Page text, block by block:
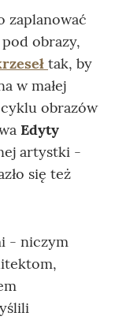
zaplanować
pod obrazy,
tak, by
w małej
cyklu obrazów
Edyty
artystki -
się też
- niczym